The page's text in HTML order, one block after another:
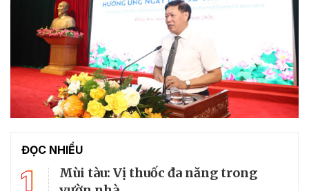
ĐỌC NHIỀU
1
Mùi tàu: Vị thuốc đa năng trong